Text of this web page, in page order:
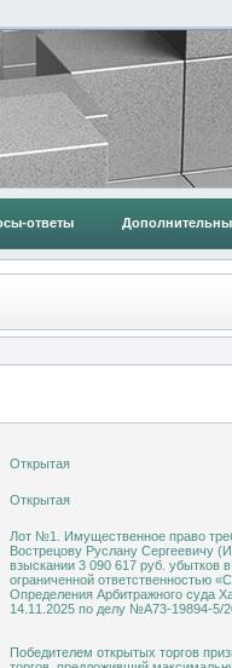
ответы
Открытая
Открытая
Лот №1. Имущественное право
Вострецову Руслану Сергеевичу
взыскании 3 090 617 руб. убытков в пользу общества с
ограниченной ответственностью
Определения Арбитражного суда
14.11.2025 по делу №А73-19894-5/
Победителем открытых торгов